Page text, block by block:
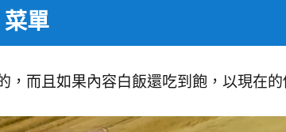
菜單
，而且如果內容白飯還吃到飽，以現在